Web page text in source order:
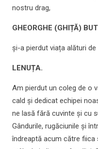
nostru drag,
GHEORGHE (GHIȚĂ)
și-a pierdut viața alături
LENUȚA.
Am pierdut un coleg de o
cald și dedicat echipei
ne lasă fără cuvinte și cu
Gândurile, rugăciunile și
îndreaptă acum către